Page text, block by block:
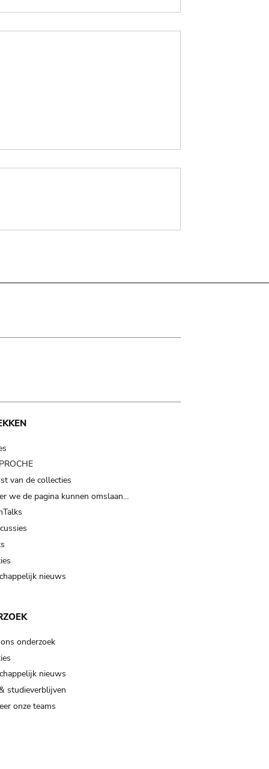
van de collecties
we de pagina kunnen omslaan…
nieuws
onderzoek
nieuws
studieverblijven
onze teams